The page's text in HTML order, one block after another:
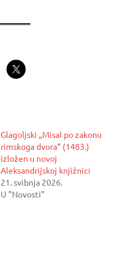
Glagoljski „Misal po zakonu
rimskoga dvora“ (1483.)
izložen u novoj
Aleksandrijskoj knjižnici
21. svibnja 2026.
U "Novosti"